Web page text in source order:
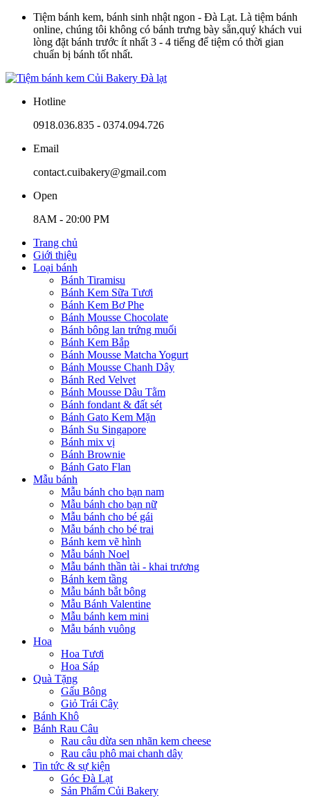
Tiệm bánh kem, bánh sinh nhật ngon - Đà Lạt. Là tiệm bánh
online, chúng tôi không có bánh trưng bày sẵn,quý khách vui
lòng đặt bánh trước ít nhất 3 - 4 tiếng để tiệm có thời gian
chuẩn bị bánh tốt nhất.
Hotline
0918.036.835 - 0374.094.726
Email
contact.cuibakery@gmail.com
Open
8AM - 20:00 PM
Trang chủ
Giới thiệu
Loại bánh
Bánh Tiramisu
Bánh Kem Sữa Tươi
Bánh Kem Bơ Phe
Bánh Mousse Chocolate
Bánh bông lan trứng muối
Bánh Kem Bắp
Bánh Mousse Matcha Yogurt
Bánh Mousse Chanh Dây
Bánh Red Velvet
Bánh Mousse Dâu Tằm
Bánh fondant & đất sét
Bánh Gato Kem Mặn
Bánh Su Singapore
Bánh mix vị
Bánh Brownie
Bánh Gato Flan
Mẫu bánh
Mẫu bánh cho bạn nam
Mẫu bánh cho bạn nữ
Mẫu bánh cho bé gái
Mẫu bánh cho bé trai
Bánh kem vẽ hình
Mẫu bánh Noel
Mẫu bánh thần tài - khai trương
Bánh kem tầng
Mẫu bánh bắt bông
Mẫu Bánh Valentine
Mẫu bánh kem mini
Mẫu bánh vuông
Hoa
Hoa Tươi
Hoa Sáp
Quà Tặng
Gấu Bông
Giỏ Trái Cây
Bánh Khô
Bánh Rau Câu
Rau câu dừa sen nhãn kem cheese
Rau câu phô mai chanh dây
Tin tức & sự kiện
Góc Đà Lạt
Sản Phẩm Củi Bakery